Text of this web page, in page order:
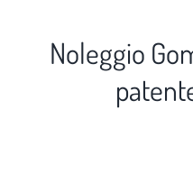
Noleggio